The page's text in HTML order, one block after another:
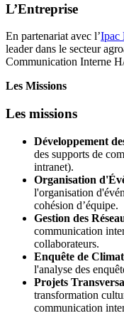
L’Entreprise
En partenariat avec l’Ipac
leader dans le secteur
Communication Interne
Les Missions
Les missions
Développement
des supports de
intranet).
Organisation
l'organisation
cohésion d’équipe.
Gestion des
communication
collaborateurs.
Enquête de
l'analyse des
Projets
transformation
communication